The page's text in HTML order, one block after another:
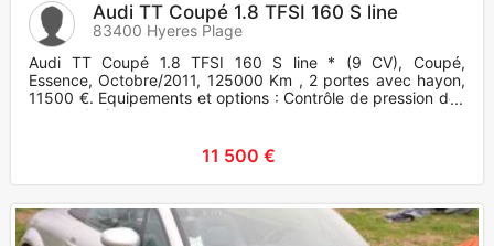
Audi TT Coupé 1.8 TFSI 160 S line
83400 Hyeres Plage
Audi TT Coupé 1.8 TFSI 160 S line * (9 CV), Coupé,
Essence, Octobre/2011, 125000 Km , 2 portes avec hayon,
11500 €. Equipements et options : Contrôle de pression des
pneus, Antipa
11 500 €